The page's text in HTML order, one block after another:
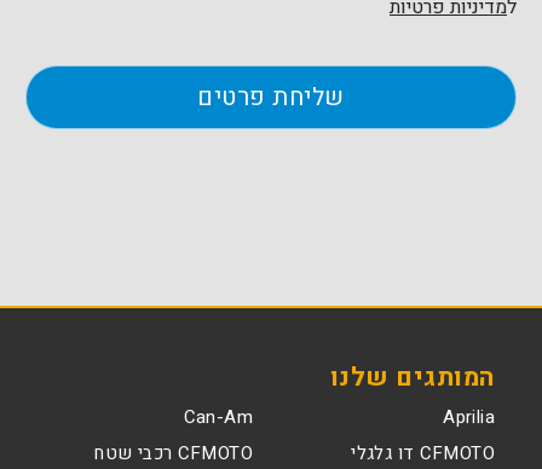
למדיניות פרטיות
המותגים שלנו
Aprilia
Can-Am
CFMOTO דו גלגלי
CFMOTO רכבי שטח